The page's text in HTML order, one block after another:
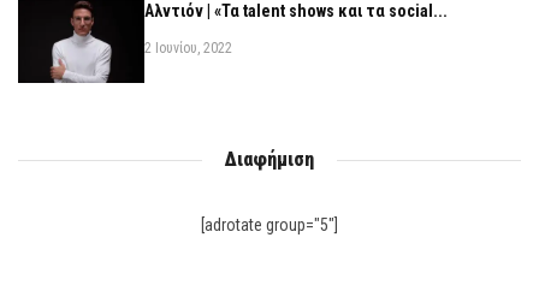
Αλντιόν | «Τα talent shows και τα social...
2 Ιουνίου, 2022
Διαφήμιση
[adrotate group="5"]